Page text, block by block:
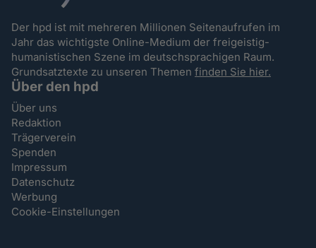
Der hpd ist mit mehreren Millionen Seitenaufrufen im
Jahr das wichtigste Online-Medium der freigeistig-
humanistischen Szene im deutschsprachigen Raum.
Grundsatztexte zu unseren Themenfinden Sie hier.
Über den hpd
Über uns
Redaktion
Trägerverein
Spenden
Impressum
Datenschutz
Werbung
Cookie-Einstellungen